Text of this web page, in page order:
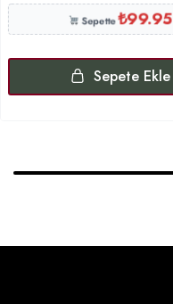
Sepette₺99.95
Sepete Ekle